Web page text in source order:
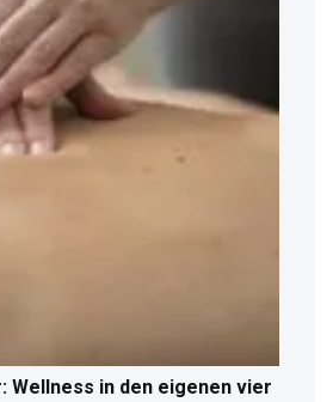
Wellness in den eigenen vier